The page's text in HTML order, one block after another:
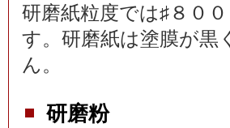
研磨紙粒度では♯８０
す。研磨紙は塗膜が黒
ん。
研磨粉